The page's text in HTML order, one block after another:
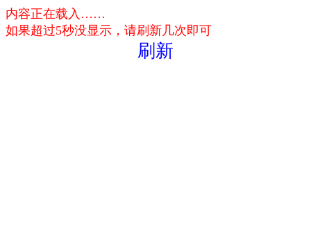
内容正在载入……
如果超过5秒没显示，请刷新几次即可
刷新